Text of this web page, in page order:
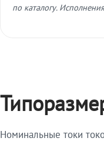
по каталогу.
Номинальные токи